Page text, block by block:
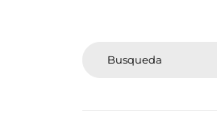
Buscar: